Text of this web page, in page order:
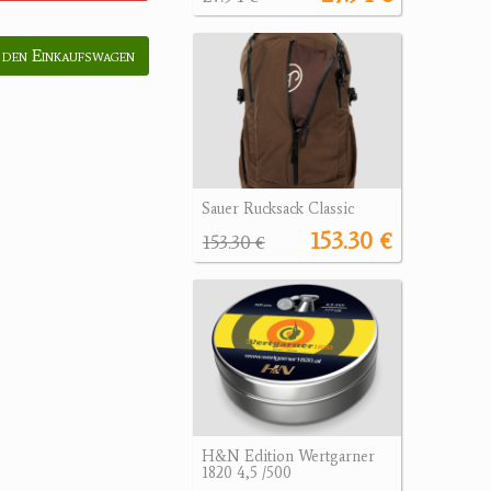
Einkaufswagen
Sauer Rucksack Classic
153.30 €
153.30 €
H&N Edition Wertgarner
1820 4,5 /500